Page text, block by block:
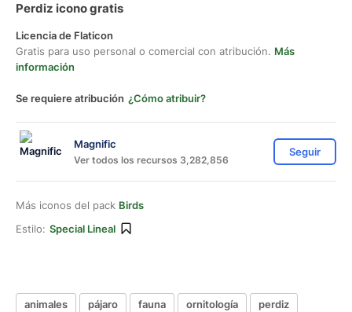
Perdiz icono gratis
Licencia de Flaticon
Gratis para uso personal o comercial con atribución. Más
información
Se requiere atribución ¿Cómo atribuir?
Magnific
Ver todos los recursos 3,282,856
Seguir
Más iconos del pack Birds
Estilo: Special Lineal
animales pájaro fauna ornitología perdiz